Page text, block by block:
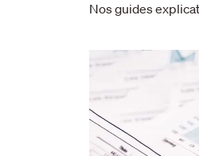
Nos guides